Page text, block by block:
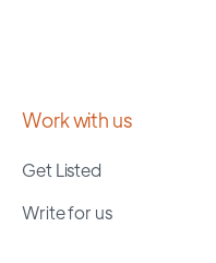
Work with us
Get Listed
Write for us